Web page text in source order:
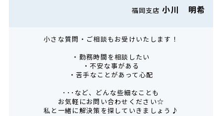
福岡支店小川 明希
小さな質問・ご相談もお受けいたします！
・勤務時間を相談したい
・不安な事がある
・苦手なことがあって心配
･･･など、どんな些細なことも
お気軽にお問い合わせください☆
私と一緒に解決策を探していきましょう♪